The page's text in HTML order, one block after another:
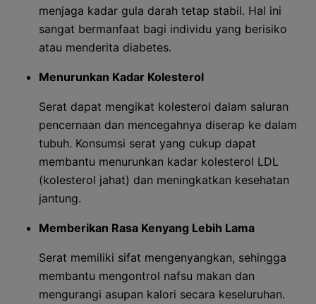
menjaga kadar gula darah tetap stabil. Hal ini
sangat bermanfaat bagi individu yang berisiko
atau menderita diabetes.
Menurunkan Kadar Kolesterol
Serat dapat mengikat kolesterol dalam saluran
pencernaan dan mencegahnya diserap ke dalam
tubuh. Konsumsi serat yang cukup dapat
membantu menurunkan kadar kolesterol LDL
(kolesterol jahat) dan meningkatkan kesehatan
jantung.
Memberikan Rasa Kenyang Lebih Lama
Serat memiliki sifat mengenyangkan, sehingga
membantu mengontrol nafsu makan dan
mengurangi asupan kalori secara keseluruhan.